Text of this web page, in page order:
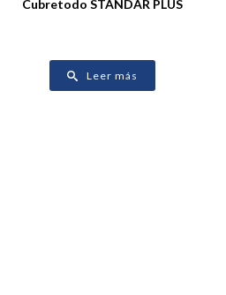
Cubretodo STANDAR PLUS
Leer más